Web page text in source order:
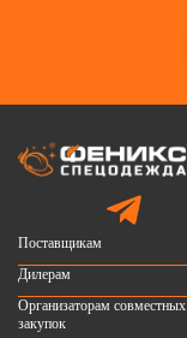
Поставщикам
Дилерам
Организаторам совместных
закупок